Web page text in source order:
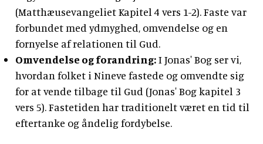
(Matthæusevangeliet Kapitel 4 vers 1-2). Faste var
forbundet med ydmyghed, omvendelse og en
fornyelse af relationen til Gud.
Omvendelse og forandring:I Jonas' Bog ser vi,
hvordan folket i Nineve fastede og omvendte sig
for at vende tilbage til Gud (Jonas' Bog kapitel 3
vers 5). Fastetiden har traditionelt været en tid til
eftertanke og åndelig fordybelse.